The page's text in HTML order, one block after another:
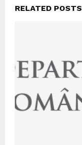
RELATED POSTS